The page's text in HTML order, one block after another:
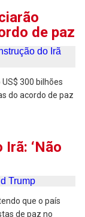
de paz
300 bilhões
do acordo de paz
‘Não
que o país
de paz no